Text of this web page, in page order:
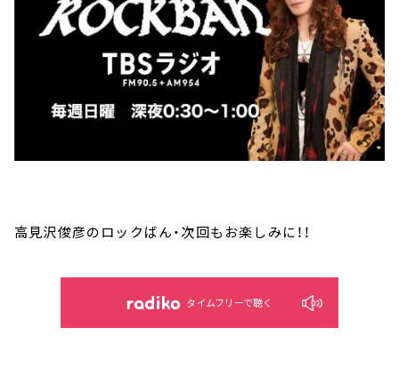
高見沢俊彦のロックばん・次回もお楽しみに！！
タイムフリーで聴く